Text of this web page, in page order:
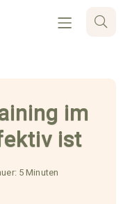
im
ist
5 Minuten